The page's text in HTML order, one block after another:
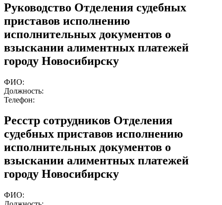
Руководство Отделения судебных
приставов исполнению
исполнительных документов о
взыскании алиментных платежей
городу Новосибирску
ФИО:
Должность:
Телефон:
Ресстр сотрудников Отделения
судебных приставов исполнению
исполнительных документов о
взыскании алиментных платежей
городу Новосибирску
ФИО: